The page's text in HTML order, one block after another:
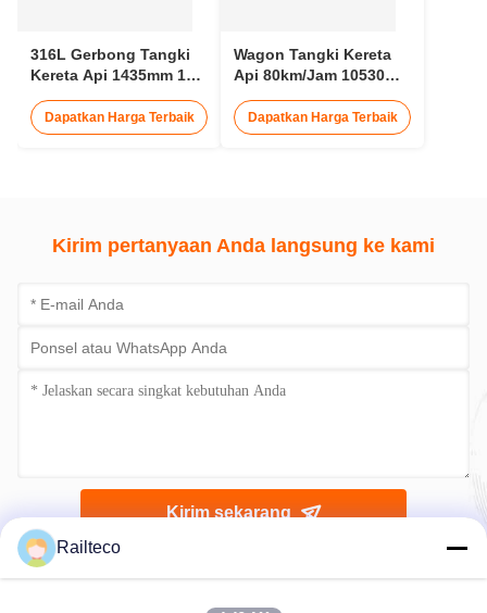
316L Gerbong Tangki
Kereta Api 1435mm 14
Dapatkan Harga Terbaik
Wagon Tangki Kereta
Api 80km/Jam 10530mm
43.6tDapatkan Harga Terbaik
Kirim pertanyaan Anda langsung ke kami
Kirim sekarang
Railteco